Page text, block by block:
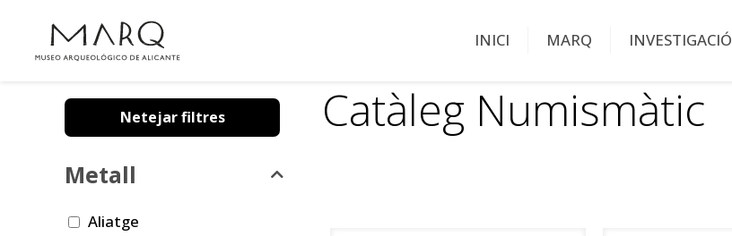
INICI MARQ INVESTIGACIÓ
Catàleg Numismàtic
Netejar filtres
Metall
Aliatge